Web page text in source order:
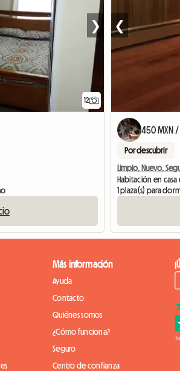
12
❯ ❮
450 MXN
Por descubrir
Limpio, Nuevo,
Habitación en
1 plaza(s) para
Más información
Ayuda
Contacto
Quiénes somos
¿Cómo funciona?
Seguro
Centro de confianza